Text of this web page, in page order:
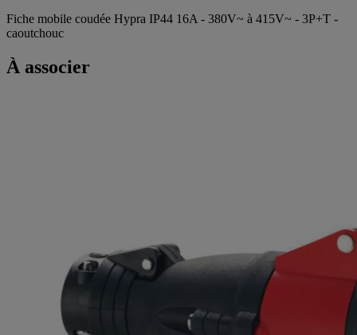
Fiche mobile coudée Hypra IP44 16A - 380V~ à 415V~ - 3P+T -
caoutchouc
À associer